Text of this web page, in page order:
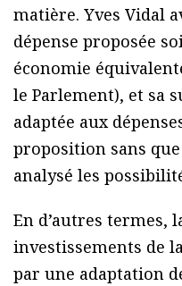
matière. Yves Vidal
dépense proposée
économie
le Parlement), et sa
adaptée aux
proposition sans
analysé les
En d’autres termes,
investissements de
par une adaptation